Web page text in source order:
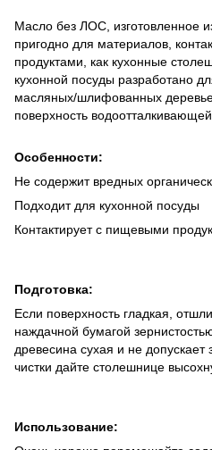
Масло без ЛОС, изготовленное
пригодно для материалов,
продуктами, как кухонные
кухонной посуды разработано
масляных/шлифованных
поверхность
Особенности:
Не содержит вредных
Подходит для кухонной посуды
Контактирует с пищевыми
Подготовка:
Если поверхность гладкая,
наждачной бумагой
древесина сухая и не
чистки дайте столешнице
Использование: